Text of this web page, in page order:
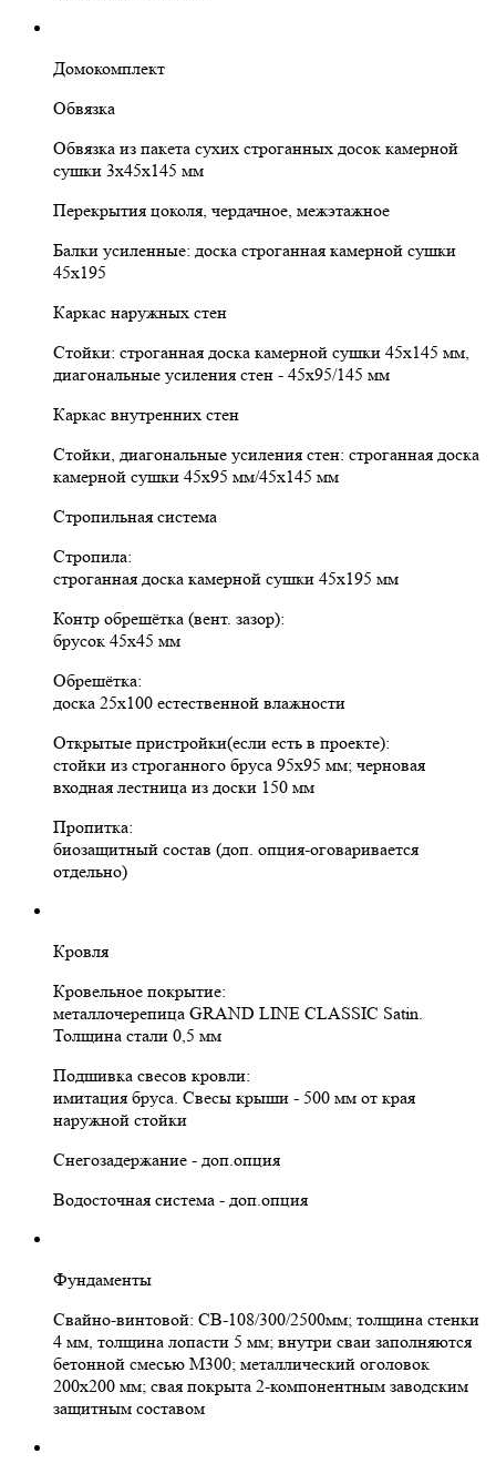
Домокомплект
Обвязка
Обвязка из пакета сухих строганных досок камерной
сушки 3х45х145 мм
Перекрытия цоколя, чердачное, межэтажное
Балки усиленные: доска строганная камерной сушки
45х195
Каркас наружных стен
Стойки: строганная доска камерной сушки 45х145 мм,
диагональные усиления стен - 45х95/145 мм
Каркас внутренних стен
Стойки, диагональные усиления стен: строганная доска
камерной сушки 45х95 мм/45х145 мм
Стропильная система
Стропила:
строганная доска камерной сушки 45х195 мм
Контр обрешётка (вент. зазор):
брусок 45х45 мм
Обрешётка:
доска 25х100 естественной влажности
Открытые пристройки(если есть в проекте):
стойки из строганного бруса 95х95 мм; черновая
входная лестница из доски 150 мм
Пропитка:
биозащитный состав (доп. опция-оговаривается
отдельно)
Кровля
Кровельное покрытие:
металлочерепица GRAND LINE CLASSIC Satin.
Толщина стали 0,5 мм
Подшивка свесов кровли:
имитация бруса. Свесы крыши - 500 мм от края
наружной стойки
Снегозадержание - доп.опция
Водосточная система - доп.опция
Фундаменты
Свайно-винтовой: СВ-108/300/2500мм; толщина стенки
4 мм, толщина лопасти 5 мм; внутри сваи заполняются
бетонной смесью М300; металлический оголовок
200х200 мм; свая покрыта 2-компонентным заводским
защитным составом